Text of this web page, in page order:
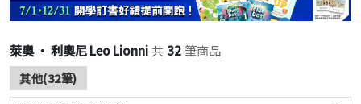
萊奧 ‧ 利奧尼 Leo Lionni共32筆商品
其他(32筆)